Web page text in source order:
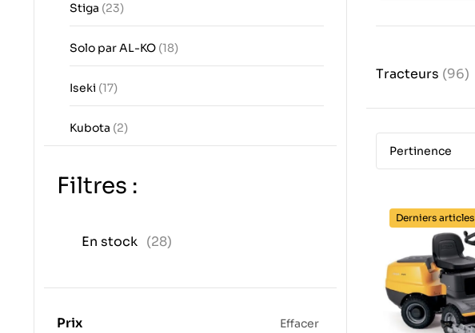
Stiga (23)
Solo par AL-KO (18)
Iseki (17)
Kubota (2)
Filtres :
En stock (28)
Prix Effacer
Tracteurs (96)
Pertinence
Derniers articles